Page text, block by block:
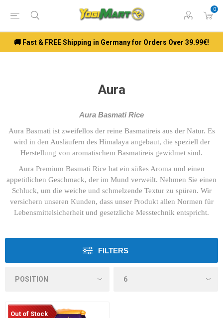
0
🚚 Fast & FREE Shipping in Germany for Orders Over 39.99€!
Aura
Aura Basmati Rice
Aura Basmati ist zweifellos der reine Basmatireis aus der Natur. Es
wird in den Ausläufern des Himalaya angebaut, die speziell der
Herstellung von aromatischem Basmatireis gewidmet sind.
Aura Premium Basmati Rice hat ein süßes Aroma und einen
appetitlichen Geschmack, der im Mund verweilt. Nehmen Sie einen
Schluck, um die weiche und schmelzende Textur zu spüren. Wir
versichern unseren Kunden, dass unser Produkt allen Normen für
Lebensmittelsicherheit und gesetzliche Messtechnik entspricht.
FILTERS
Out of Stock